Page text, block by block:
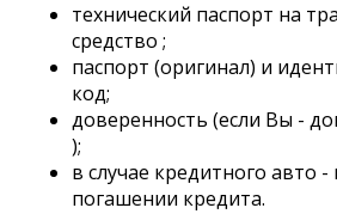
технический паспорт на
средство ;
паспорт (оригинал) и
код;
доверенность (если Вы -
);
в случае кредитного авто
погашении кредита.